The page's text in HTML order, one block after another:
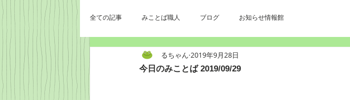
全ての記事 みことば職人 ブログ お知らせ情報館
今日のみことば 2019/09/29
るちゃん 2019年9月28日